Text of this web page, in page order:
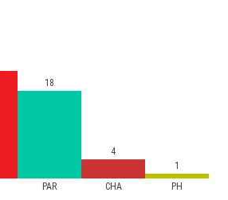
PAR CHA PH
18
4
1